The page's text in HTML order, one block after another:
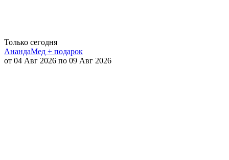
Только сегодня
АнандаМед + подарок
от 04 Авг 2026 по 09 Авг 2026